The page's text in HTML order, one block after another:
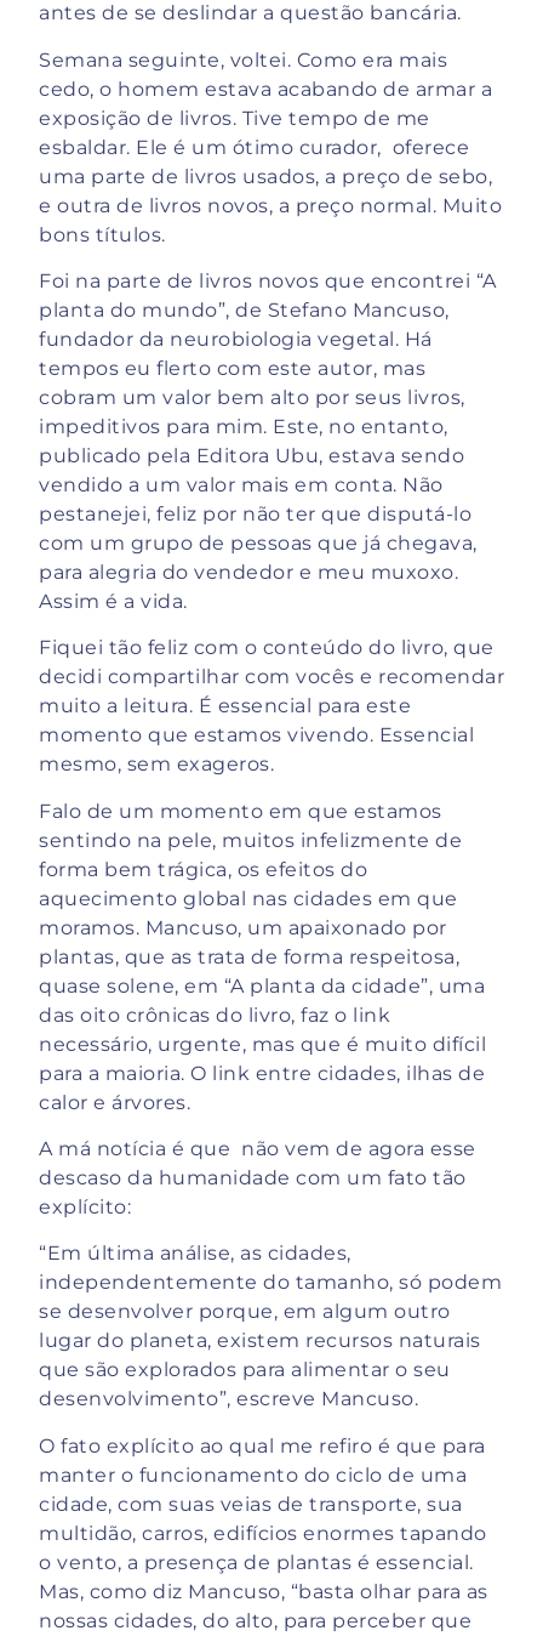
antes de se deslindar a questão bancária.
Semana seguinte, voltei. Como era mais
cedo, o homem estava acabando de armar a
exposição de livros. Tive tempo de me
esbaldar. Ele é um ótimo curador, oferece
uma parte de livros usados, a preço de sebo,
e outra de livros novos, a preço normal. Muito
bons títulos.
Foi na parte de livros novos que encontrei “A
planta do mundo”, de Stefano Mancuso,
fundador da neurobiologia vegetal. Há
tempos eu flerto com este autor, mas
cobram um valor bem alto por seus livros,
impeditivos para mim. Este, no entanto,
publicado pela Editora Ubu, estava sendo
vendido a um valor mais em conta. Não
pestanejei, feliz por não ter que disputá-lo
com um grupo de pessoas que já chegava,
para alegria do vendedor e meu muxoxo.
Assim é a vida.
Fiquei tão feliz com o conteúdo do livro, que
decidi compartilhar com vocês e recomendar
muito a leitura. É essencial para este
momento que estamos vivendo. Essencial
mesmo, sem exageros.
Falo de um momento em que estamos
sentindo na pele, muitos infelizmente de
forma bem trágica, os efeitos do
aquecimento global nas cidades em que
moramos. Mancuso, um apaixonado por
plantas, que as trata de forma respeitosa,
quase solene, em “A planta da cidade”, uma
das oito crônicas do livro, faz o link
necessário, urgente, mas que é muito difícil
para a maioria. O link entre cidades, ilhas de
calor e árvores.
A má notícia é que não vem de agora esse
descaso da humanidade com um fato tão
explícito:
“Em última análise, as cidades,
independentemente do tamanho, só podem
se desenvolver porque, em algum outro
lugar do planeta, existem recursos naturais
que são explorados para alimentar o seu
desenvolvimento”, escreve Mancuso.
O fato explícito ao qual me refiro é que para
manter o funcionamento do ciclo de uma
cidade, com suas veias de transporte, sua
multidão, carros, edifícios enormes tapando
o vento, a presença de plantas é essencial.
Mas, como diz Mancuso, “basta olhar para as
nossas cidades, do alto, para perceber que